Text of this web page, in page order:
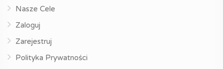
Nasze Cele
Zaloguj
Zarejestruj
Polityka Prywatności